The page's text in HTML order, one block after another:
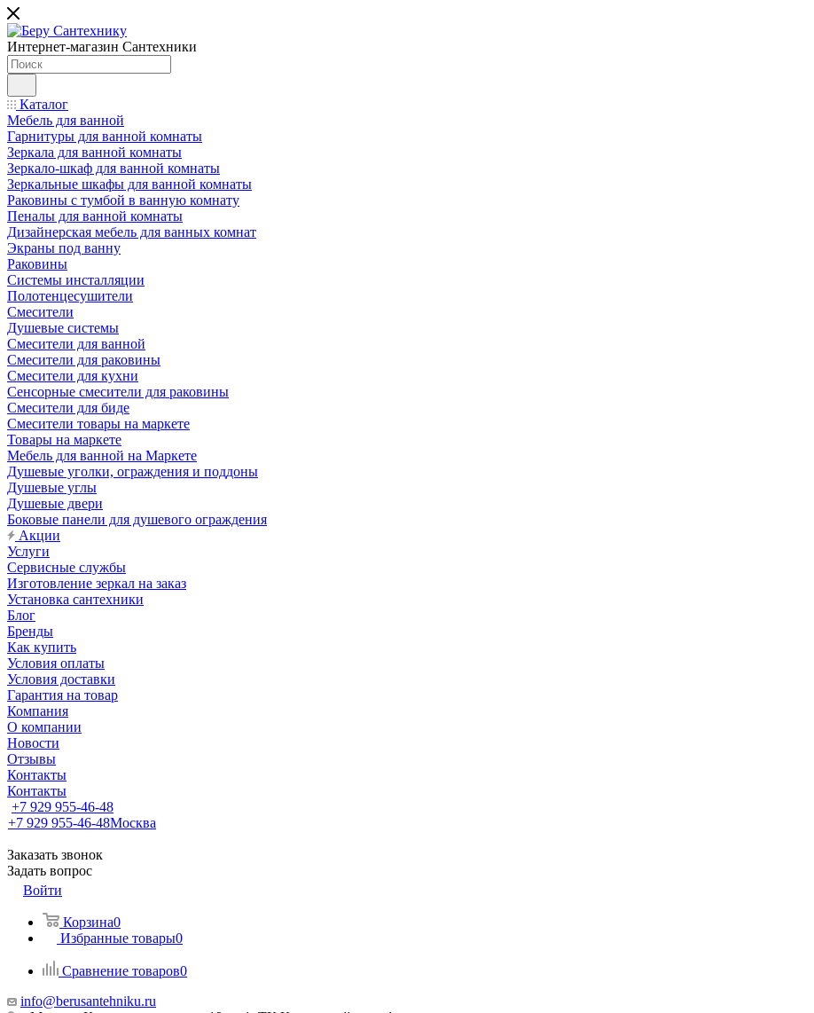
Интернет-магазин Сантехники
Каталог
Мебель для ванной
Гарнитуры для ванной комнаты
Зеркала для ванной комнаты
Зеркало-шкаф для ванной комнаты
Зеркальные шкафы для ванной комнаты
Раковины с тумбой в ванную комнату
Пеналы для ванной комнаты
Дизайнерская мебель для ванных комнат
Экраны под ванну
Раковины
Системы инсталляции
Полотенцесушители
Смесители
Душевые системы
Смесители для ванной
Смесители для раковины
Смесители для кухни
Сенсорные смесители для раковины
Смесители для биде
Смесители товары на маркете
Товары на маркете
Мебель для ванной на Маркете
Душевые уголки, ограждения и поддоны
Душевые углы
Душевые двери
Боковые панели для душевого ограждения
Акции
Услуги
Сервисные службы
Изготовление зеркал на заказ
Установка сантехники
Блог
Бренды
Как купить
Условия оплаты
Условия доставки
Гарантия на товар
Компания
О компании
Новости
Отзывы
Контакты
Контакты
+7 929 955-46-48
+7 929 955-46-48Москва
Заказать звонок
Задать вопрос
Войти
Корзина0
Избранные товары0
Сравнение товаров0
info@berusantehniku.ru